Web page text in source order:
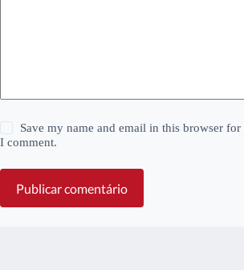
Save my name and email in this browser for
I comment.
Publicar comentário